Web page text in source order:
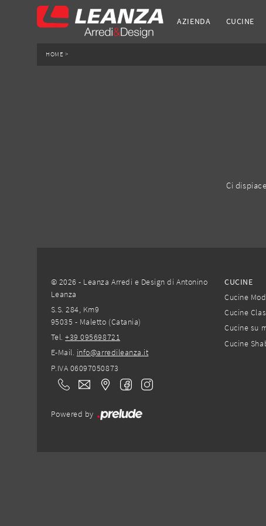
AZIENDA CUCINE
HOME >
Ci
© 2026 - Leanza Arredi e Design di Antonino
Leanza
S.S. 284, Km9
95035 - Maletto (Catania)
Tel.+39 095698721
E-Mail. info@arredileanza.it
P.IVA 06097050873
CUCINE
Cucine
Cucine
Cucine su
Cucine
Powered by